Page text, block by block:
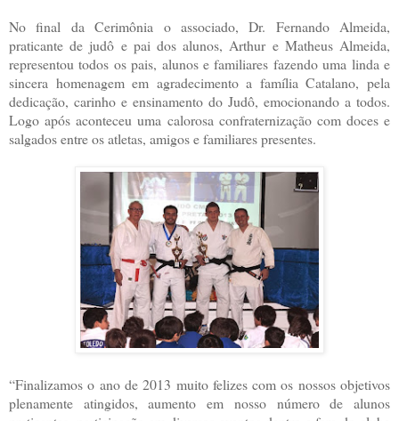
No final da Cerimônia o associado, Dr. Fernando Almeida,
praticante de judô e pai dos alunos, Arthur e Matheus Almeida,
representou todos os pais, alunos e familiares fazendo uma linda e
sincera homenagem em agradecimento a família Catalano, pela
dedicação, carinho e ensinamento do Judô, emocionando a todos.
Logo após aconteceu uma calorosa confraternização com doces e
salgados entre os atletas, amigos e familiares presentes.
“Finalizamos o ano de 2013 muito felizes com os nossos objetivos
plenamente atingidos, aumento em nosso número de alunos